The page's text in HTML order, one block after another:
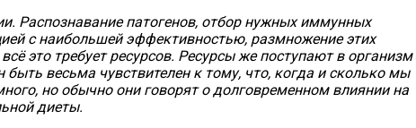
Распознавание патогенов, отбор нужных иммунных
с наибольшей эффективностью, размножение этих
это требует ресурсов. Ресурсы же поступают в организм
весьма чувствителен к тому, что, когда и сколько мы
но обычно они говорят о долговременном влиянии на
диеты.